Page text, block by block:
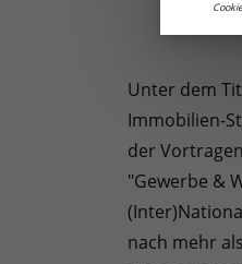
Unter dem
Immobilien-
der
"Gewerbe &
nach mehr